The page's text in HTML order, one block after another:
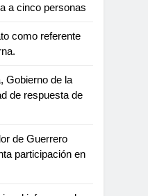
a cinco personas
como referente
Gobierno de la
de respuesta de
de Guerrero
participación en